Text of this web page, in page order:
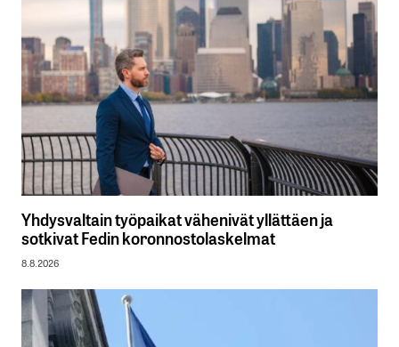
Yhdysvaltain työpaikat vähenivät yllättäen ja
sotkivat Fedin koronnostolaskelmat
8.8.2026